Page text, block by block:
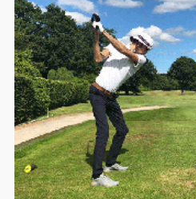
Nến bạn vẫn đang băn
bản thân một đôi giày phù
làm như thế nào? Hãy liên
7Golf, chúng tôi là đơn vị
như gậy, phụ kiện golf hàng
Đặc biệt đối với sản phẩm
mẫu model mới nhất đến
golf hàng đầu, để bạn dễ